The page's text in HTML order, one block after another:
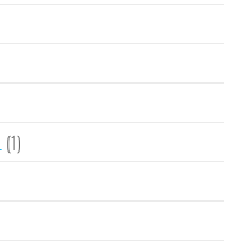
(1)